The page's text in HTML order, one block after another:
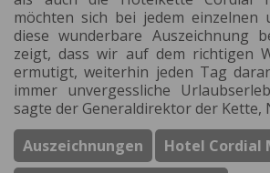
möchten sich bei jedem einzelnen
diese wunderbare Auszeichnung
zeigt, dass wir auf dem richtigen
ermutigt, weiterhin jeden Tag
immer unvergessliche
sagte der Generaldirektor der Kette,
Auszeichnungen
Hotel Cordial